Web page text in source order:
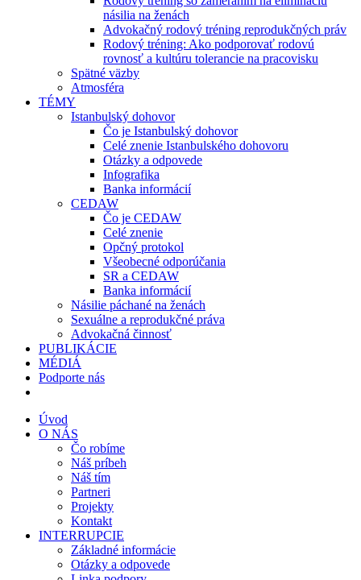
násilia na ženách
Advokačný rodový tréning reprodukčných práv
Rodový tréning: Ako podporovať rodovú
rovnosť a kultúru tolerancie na pracovisku
Spätné väzby
Atmosféra
TÉMY
Istanbulský dohovor
Čo je Istanbulský dohovor
Celé znenie Istanbulského dohovoru
Otázky a odpovede
Infografika
Banka informácií
CEDAW
Čo je CEDAW
Celé znenie
Opčný protokol
Všeobecné odporúčania
SR a CEDAW
Banka informácií
Násilie páchané na ženách
Sexuálne a reprodukčné práva
Advokačná činnosť
PUBLIKÁCIE
MÉDIÁ
Podporte nás
Úvod
O NÁS
Čo robíme
Náš príbeh
Náš tím
Partneri
Projekty
Kontakt
INTERRUPCIE
Základné informácie
Otázky a odpovede